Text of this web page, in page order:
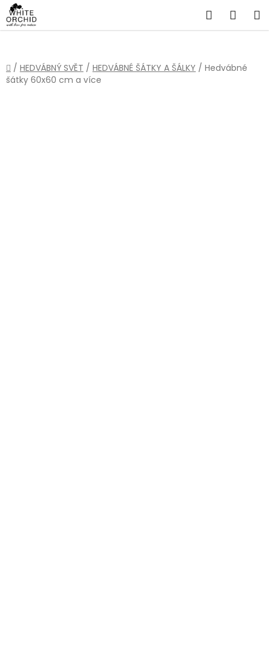
Přejít
na
obsah
Hledat
Domů
/ HEDVÁBNÝ SVĚT / HEDVÁBNÉ ŠÁTKY A ŠÁLKY / Hedvábné
šátky 60x60 cm a více